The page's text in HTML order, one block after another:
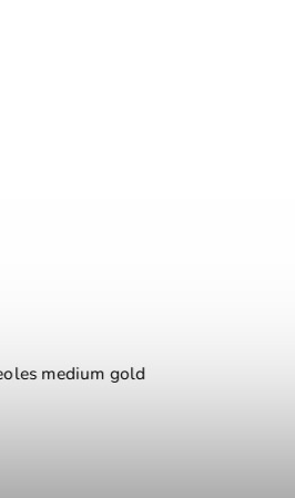
Náušnice Creoles